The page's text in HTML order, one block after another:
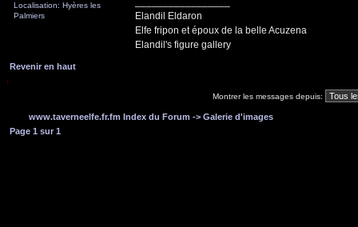
Localisation: Hyères les
Palmiers
Elandil Eldaron
Elfe fripon et époux de la belle Acuzena
Elandil's figure gallery
Revenir en haut
Montrer les messages depuis:
www.taverneelfe.fr.fm Index du Forum -> Galerie d'images
Page 1 sur1